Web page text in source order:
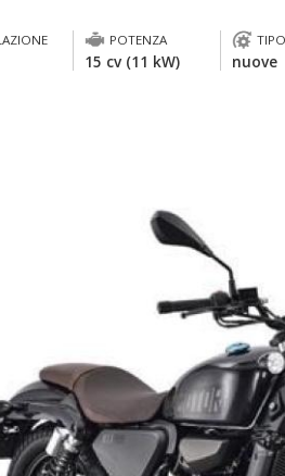
POTENZA
15 cv (11 kW) nuove